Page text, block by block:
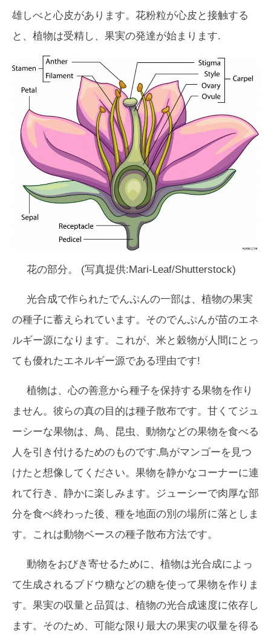
雄しべと心皮があります。花粉粒が心皮と接触する
と、植物は受精し、果実の発達が始まります.
花の部分。 (写真提供:Mari-Leaf/Shutterstock)
光合成で作られたでんぷんの一部は、植物の果実
の種子に蓄えられています。そのでんぷんが苗のエネ
ルギー源になります。これが、米と穀物が人間にとっ
ても優れたエネルギー源である理由です!
植物は、心の善意から種子を保持する果物を作り
ません。彼らの真の目的は種子散布です。甘くてジュ
ーシーな果物は、鳥、昆虫、動物などの果物を食べる
人を引き付けるためのものです.鳥がマンゴーを見つ
けたと想像してください。果物を静かなコーナーに連
れて行き、静かに楽しみます。ジューシーで肉厚な部
分を食べ終わった後、種を地面の別の場所に落としま
す。これは動物ベースの種子散布方法です。
動物をおびき寄せるために、植物は光合成によっ
て生成されるブドウ糖などの糖を使って果物を作りま
す。果実の収量と品質は、植物の光合成速度に依存し
ます。そのため、可能な限り最大の果実の収量を得る